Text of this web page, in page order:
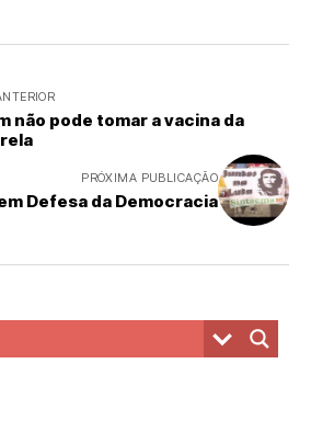
não pode tomar a vacina da
PRÓXIMA PUBLICAÇÃO
Defesa da Democracia